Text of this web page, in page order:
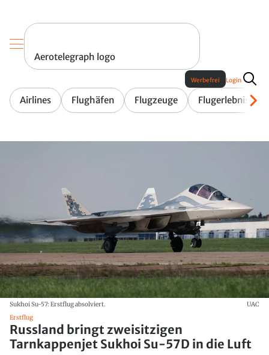
Aerotelegraph logo
Airlines Flughäfen Flugzeuge Flugerlebnis
Werbefrei Login
Sukhoi Su-57: Erstflug absolviert.
UAC
Erstflug
Russland bringt zweisitzigen
Tarnkappenjet Sukhoi Su-57D in die Luft